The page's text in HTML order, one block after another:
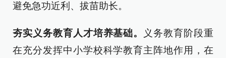
避免急功近利、拔苗助长。
夯实义务教育人才培养基础。
义务教育阶段重
在充分发挥中小学校科学教育主阵地作用，在